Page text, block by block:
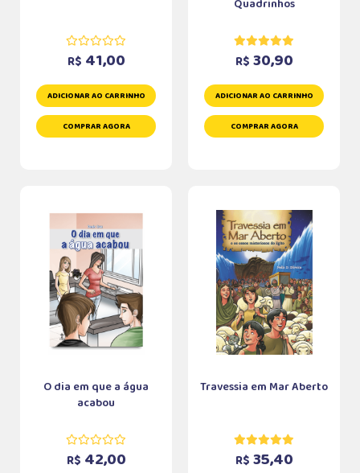
R$ 41,00
ADICIONAR AO CARRINHO
COMPRAR AGORA
Quadrinhos
R$ 30,90
ADICIONAR AO CARRINHO
COMPRAR AGORA
O dia em que a água
acabou
R$ 42,00
Travessia em Mar Aberto
R$ 35,40